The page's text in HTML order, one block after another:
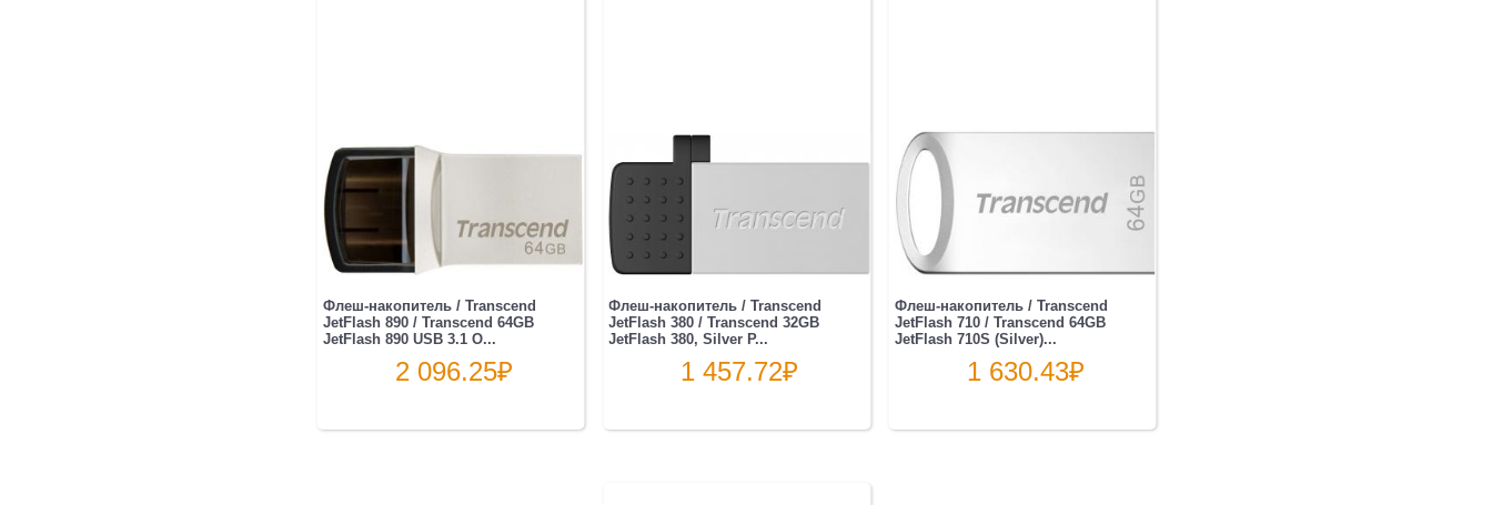
Флеш-накопитель / Transcend
JetFlash 890 / Transcend 64GB
JetFlash 890 USB 3.1 O...
2 096.25₽
Флеш-накопитель / Transcend
JetFlash 380 / Transcend 32GB
JetFlash 380, Silver P...
1 457.72₽
Флеш-накопитель / Transcend
JetFlash 710 / Transcend 64GB
JetFlash 710S (Silver)...
1 630.43₽